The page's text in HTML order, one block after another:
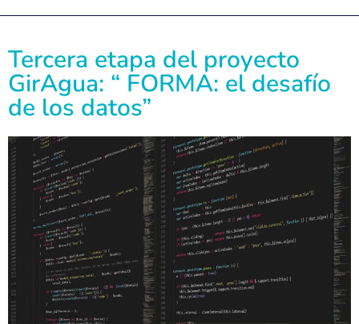
Tercera etapa del proyecto
GirAgua: “ FORMA: el desafío
de los datos”